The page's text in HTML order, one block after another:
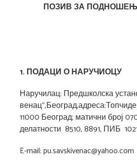
ПОЗИВ ЗА
1. ПОДАЦИ О НАРУЧИОЦУ
Наручилац: Предшколска
11000 Београд; матични број
делатности 8510, 8891, ПИБ
E-mail: pu.savskivenac@yahoo.com